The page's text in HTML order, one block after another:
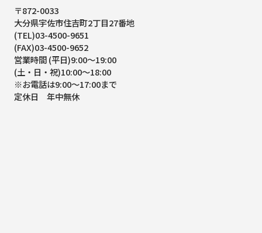
〒872-0033
大分県宇佐市住吉町2丁目27番地
(TEL)03-4500-9651
(FAX)03-4500-9652
営業時間 (平日)9:00～19:00
(土・日・祝)10:00～18:00
※お電話は9:00～17:00まで
定休日 年中無休